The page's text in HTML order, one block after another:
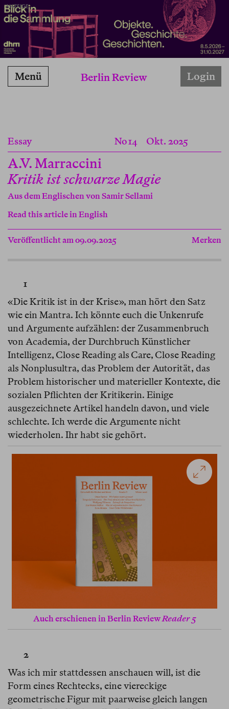
ANZEIGE
Berlin Review
Menü Login
Essay No 14 Okt. 2025
A.V. Marraccini
Kritik ist schwarze Magie
Aus dem Englischen vonSamir Sellami
Read this article in English
Veröffentlicht am 09.09.2025 Merken
1
«Die Kritik ist in der Krise», man hört den Satz
wie ein Mantra. Ich könnte euch die Unkenrufe
und Argumente aufzählen: der Zusammenbruch
von Academia, der Durchbruch Künstlicher
Intelligenz, Close Reading als Care, Close Reading
als Nonplusultra, das Problem der Autorität, das
Problem historischer und materieller Kontexte, die
sozialen Pflichten der Kritikerin. Einige
ausgezeichnete Artikel handeln davon, und viele
schlechte. Ich werde die Argumente nicht
wiederholen. Ihr habt sie gehört.
Auch erschienen in Berlin ReviewReader 5
2
Was ich mir stattdessen anschauen will, ist die
Form eines Rechtecks, eine viereckige
geometrische Figur mit paarweise gleich langen